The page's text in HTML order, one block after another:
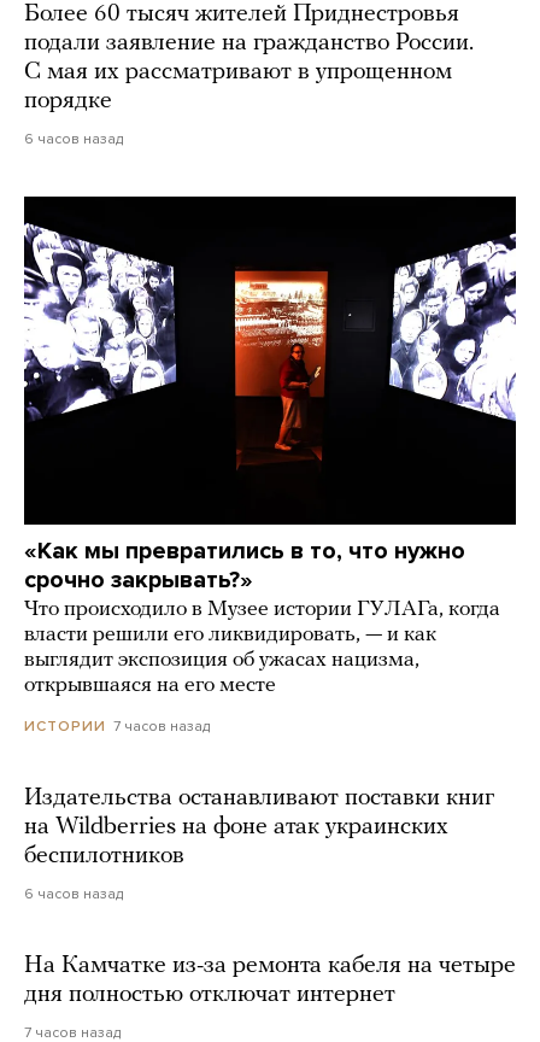
Более 60 тысяч жителей Приднестровья
подали заявление на гражданство России.
С мая их рассматривают в упрощенном
порядке
6 часов назад
«Как мы превратились в то, что нужно
срочно закрывать?»
Что происходило в Музее истории ГУЛАГа, когда
власти решили его ликвидировать, — и как
выглядит экспозиция об ужасах нацизма,
открывшаяся на его месте
ИСТОРИИ 7 часов назад
Издательства останавливают поставки книг
на Wildberries на фоне атак украинских
беспилотников
6 часов назад
На Камчатке из-за ремонта кабеля на четыре
дня полностью отключат интернет
7 часов назад